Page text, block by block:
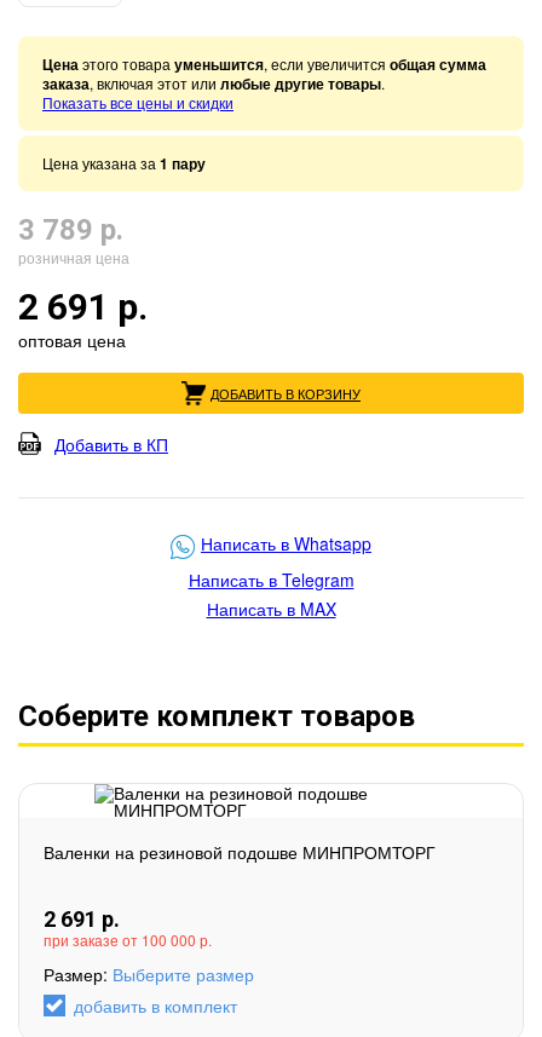
Ценаэтого товара уменьшится, если увеличится общая сумма
заказа, включая этот или любые другие товары.
Показать все цены и скидки
Цена указана за 1 пару
3 789 р.
розничная цена
2 691 р.
оптовая цена
ДОБАВИТЬ В КОРЗИНУ
Добавить в КП
Написать в Whatsapp
Написать в Telegram
Написать в MAX
Соберите комплект товаров
Валенки на резиновой подошве МИНПРОМТОРГ
2 691 р.
при заказе от 100 000 р.
Размер: Выберите размер
добавить в комплект